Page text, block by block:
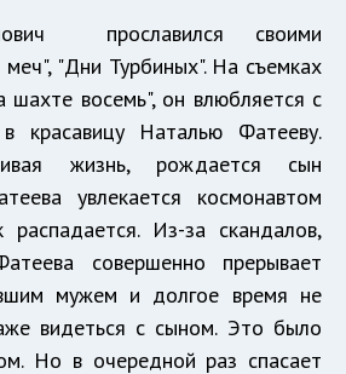
прославился своими
"Дни Турбиных". На съемках
шахте восемь", он влюбляется с
в красавицу Наталью Фатееву.
жизнь, рождается сын
увлекается космонавтом
Из-за скандалов,
совершенно прерывает
мужем и долгое время не
видеться с сыном. Это было
Но в очередной раз спасает